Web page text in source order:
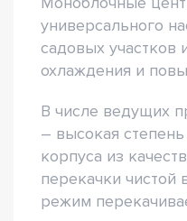
универсального
садовых участков
охлаждения и
В числе ведущих
– высокая
корпуса из
перекачки чистой
режим